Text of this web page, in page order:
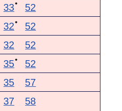
33● 52
32 ● 52
32 52
35● 52
35 57
37 58